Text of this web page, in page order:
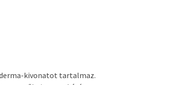
kivonatot tartalmaz.